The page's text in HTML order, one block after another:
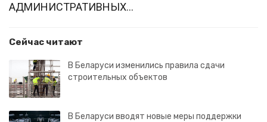
АДМИНИСТРАТИВНЫХ…
Сейчас читают
В Беларуси изменились правила сдачи
строительных объектов
В Беларуси вводят новые меры поддержки